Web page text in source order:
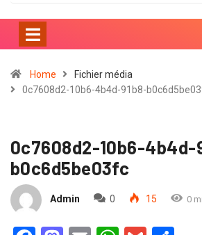
Home
Fichier média
0c7608d2-10b6-4b4d-91b8-
0c7608d2-10b6-4b4d-
b0c6d5be03fc
Admin 0 15 0